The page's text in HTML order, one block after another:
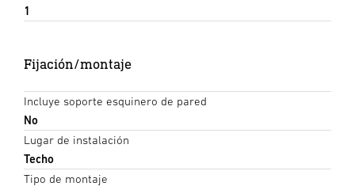
1
Fijación/montaje
Incluye soporte esquinero de pared
No
Lugar de instalación
Techo
Tipo de montaje